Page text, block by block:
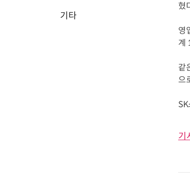
기타
혔
영
계
같
으
기